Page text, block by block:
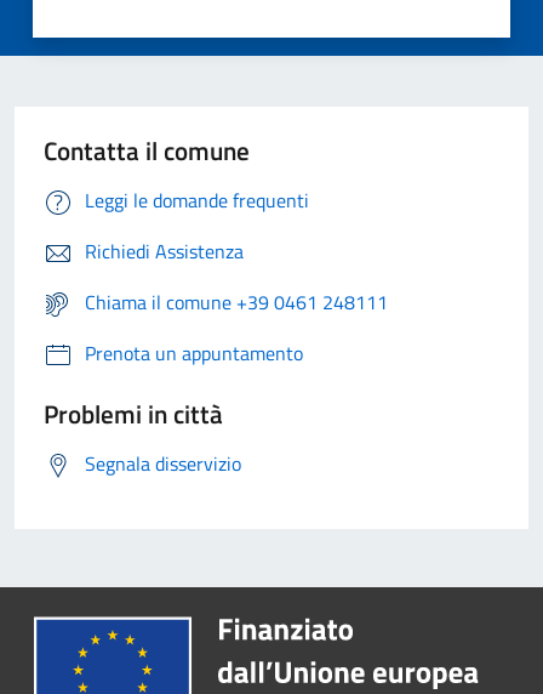
Contatta il comune
Leggi le domande frequenti
Richiedi Assistenza
Chiama il comune +39 0461 248111
Prenota un appuntamento
Problemi in città
Segnala disservizio